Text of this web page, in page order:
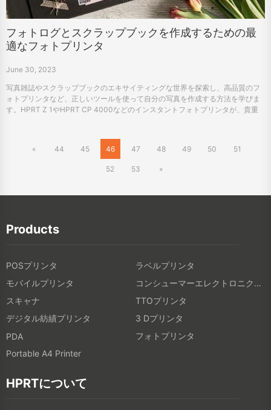
フォトログとスクラップブックを作成するための最
適なフォトプリンタ
June 30, 2023
写真雑誌やスクラップブックのエキサイティングな世界を探索し、高品質のフ
ォトプリンタなど、正しいツールを使って自分の写真を作成する方法を学びま
す。HPRT Z 1やHPRT CP 4000などのインスタントフォトプリンタが、貴重
« 44 45 46 47 48 49 50 51
52 53 »
Products
POSプリンタ
ラベルプリンタ
モバイルプリンタ
コンシューマーエレクトロニクス製品
スキャナ
TTOプリンタ
デジタル紡績プリンタ
3 Dプリンタ
PDA
フォトプリンタ
Portable A4 Printer
HPRTについて